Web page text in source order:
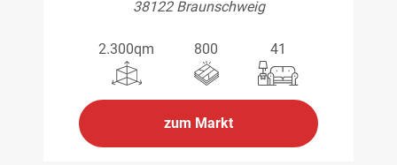
38122 Braunschweig
2.300qm 800 41
zum Markt